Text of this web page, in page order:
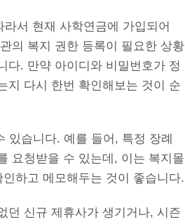
서 현재 사학연금에 가입되어
의 복지 권한 등록이 필요한 상황
다. 만약 아이디와 비밀번호가 정
지 다시 한번 확인해보는 것이 순
있습니다. 예를 들어, 특정 장례
요청받을 수 있는데, 이는 복지몰
하고 메모해두는 것이 좋습니다.
던 신규 제휴사가 생기거나, 시즌